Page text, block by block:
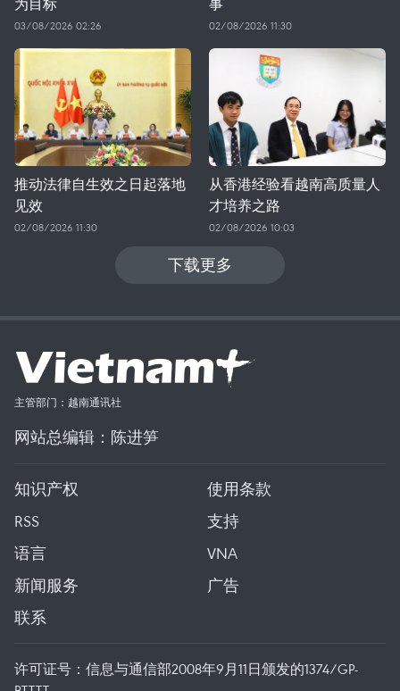
03/08/2026 02:26 02/08/2026 11:30
推动法律自生效之日起落地
见效
02/08/2026 11:30
从香港经验看越南高质量人
才培养之路
02/08/2026 10:03
下载更多
主管部门：越南通讯社
网站总编辑：陈进笋
知识产权
使用条款
RSS
支持
语言
VNA
新闻服务
广告
联系
许可证号：信息与通信部2008年9月11日颁发的1374/GP-